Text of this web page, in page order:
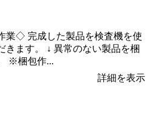
業◇ 完成した製品を検査機を使
きます。 ↓ 異常のない製品を梱
※梱包作...
詳細を表示